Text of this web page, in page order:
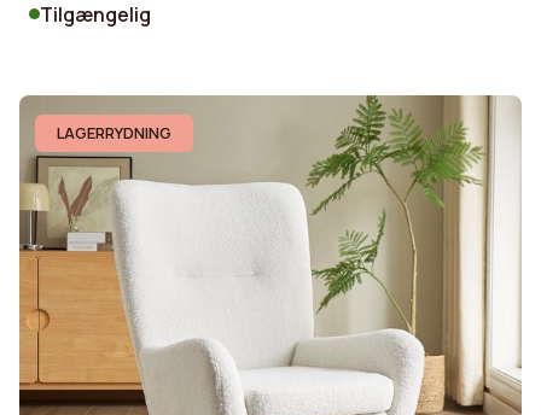
Tilgængelig
LAGERRYDNING